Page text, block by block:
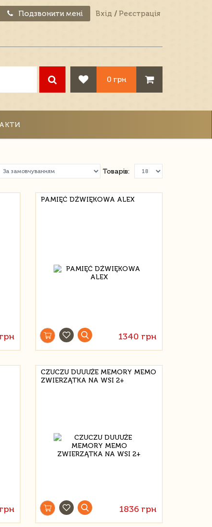
Подзвонити мені Вхід / Реєстрація
0 грн
Товарів:
PAMIĘĆ DŹWIĘKOWA ALEX
1340 грн
CZUCZU DUUUŻE MEMORY MEMO
ZWIERZĄTKA NA WSI 2+
1836 грн